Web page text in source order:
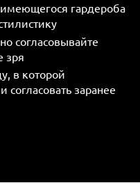
гардероба
согласовывайте
зря
в которой
согласовать заранее